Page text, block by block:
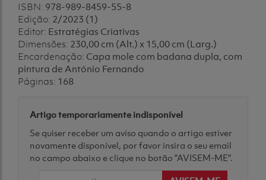
ISBN: 978-989-8459-55-8
Edição: 2/2023 (1)
Editor: Estratégias Criativas
Dimensões: 230,00 cm (Alt.) x 15,00 cm (Larg.)
Encardenação: Capa mole com badana dupla, com
pintura de António Fernando
Páginas: 168
Artigo temporariamente indisponível
Se quiser receber um aviso quando o artigo estiver
novamente disponível, por favor insira o seu email
no campo abaixo e clique no botão "AVISEM-ME".